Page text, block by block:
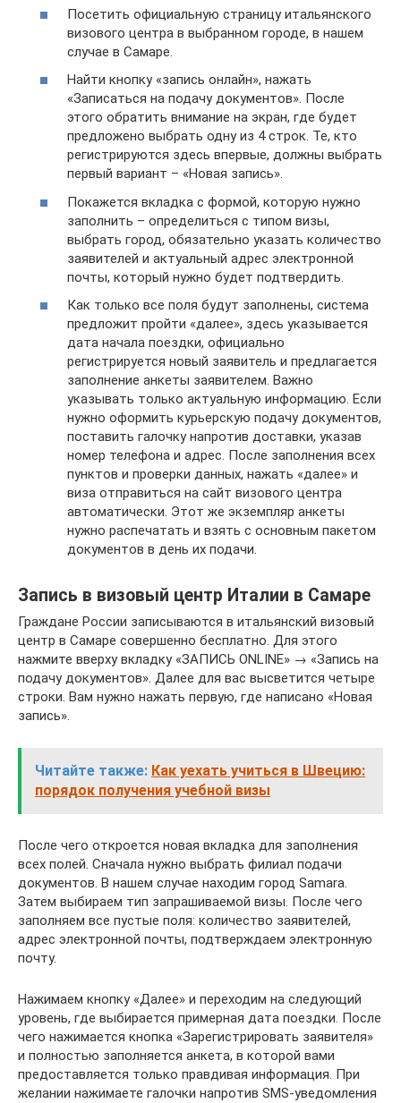
Посетить официальную страницу итальянского
визового центра в выбранном городе, в нашем
случае в Самаре.
Найти кнопку «запись онлайн», нажать
«Записаться на подачу документов». После
этого обратить внимание на экран, где будет
предложено выбрать одну из 4 строк. Те, кто
регистрируются здесь впервые, должны выбрать
первый вариант – «Новая запись».
Покажется вкладка с формой, которую нужно
заполнить – определиться с типом визы,
выбрать город, обязательно указать количество
заявителей и актуальный адрес электронной
почты, который нужно будет подтвердить.
Как только все поля будут заполнены, система
предложит пройти «далее», здесь указывается
дата начала поездки, официально
регистрируется новый заявитель и предлагается
заполнение анкеты заявителем. Важно
указывать только актуальную информацию. Если
нужно оформить курьерскую подачу документов,
поставить галочку напротив доставки, указав
номер телефона и адрес. После заполнения всех
пунктов и проверки данных, нажать «далее» и
виза отправиться на сайт визового центра
автоматически. Этот же экземпляр анкеты
нужно распечатать и взять с основным пакетом
документов в день их подачи.
Запись в визовый центр Италии в Самаре
Граждане России записываются в итальянский визовый
центр в Самаре совершенно бесплатно. Для этого
нажмите вверху вкладку «ЗАПИСЬ ONLINE» → «Запись на
подачу документов». Далее для вас высветится четыре
строки. Вам нужно нажать первую, где написано «Новая
запись».
Читайте также: Как уехать учиться в Швецию:
порядок получения учебной визы
После чего откроется новая вкладка для заполнения
всех полей. Сначала нужно выбрать филиал подачи
документов. В нашем случае находим город Samara.
Затем выбираем тип запрашиваемой визы. После чего
заполняем все пустые поля: количество заявителей,
адрес электронной почты, подтверждаем электронную
почту.
Нажимаем кнопку «Далее» и переходим на следующий
уровень, где выбирается примерная дата поездки. После
чего нажимается кнопка «Зарегистрировать заявителя»
и полностью заполняется анкета, в которой вами
предоставляется только правдивая информация. При
желании нажимаете галочки напротив SMS-уведомления